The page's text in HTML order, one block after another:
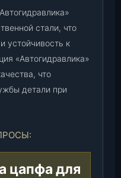
стали, что
устойчивость к
«Автогидравлика»
что
детали при
цапфа для